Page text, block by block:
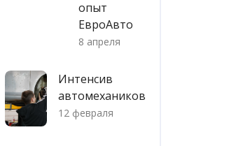
опыт
ЕвроАвто
8 апреля
Интенсив
автомехаников
12 февраля